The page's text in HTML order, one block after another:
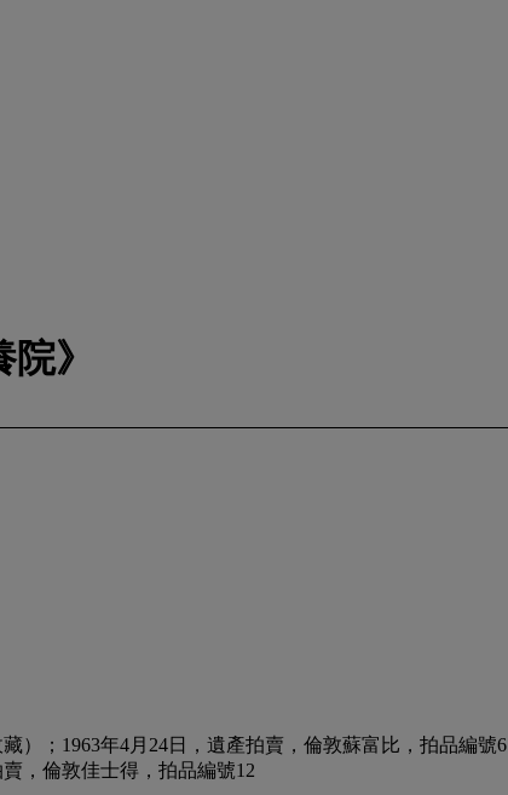
》
）；1963年4月24日，遺產拍賣，倫敦蘇富比，拍品編號6
，倫敦佳士得，拍品編號12